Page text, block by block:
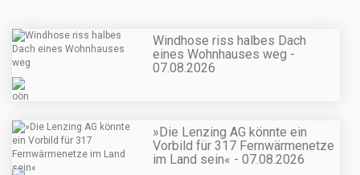
Windhose riss halbes Dach
eines Wohnhauses weg -
07.08.2026
»Die Lenzing AG könnte ein
Vorbild für 317 Fernwärmenetze
im Land sein« - 07.08.2026